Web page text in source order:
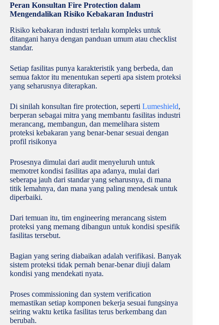
Peran Konsultan Fire Protection dalam
Mengendalikan Risiko Kebakaran Industri
Risiko kebakaran industri terlalu kompleks untuk
ditangani hanya dengan panduan umum atau checklist
standar.
Setiap fasilitas punya karakteristik yang berbeda, dan
semua faktor itu menentukan seperti apa sistem proteksi
yang seharusnya diterapkan.
Di sinilah konsultan fire protection, seperti Lumeshield,
berperan sebagai mitra yang membantu fasilitas industri
merancang, membangun, dan memelihara sistem
proteksi kebakaran yang benar-benar sesuai dengan
profil risikonya
Prosesnya dimulai dari audit menyeluruh untuk
memotret kondisi fasilitas apa adanya, mulai dari
seberapa jauh dari standar yang seharusnya, di mana
titik lemahnya, dan mana yang paling mendesak untuk
diperbaiki.
Dari temuan itu, tim engineering merancang sistem
proteksi yang memang dibangun untuk kondisi spesifik
fasilitas tersebut.
Bagian yang sering diabaikan adalah verifikasi. Banyak
sistem proteksi tidak pernah benar-benar diuji dalam
kondisi yang mendekati nyata.
Proses commissioning dan system verification
memastikan setiap komponen bekerja sesuai fungsinya
seiring waktu ketika fasilitas terus berkembang dan
berubah.